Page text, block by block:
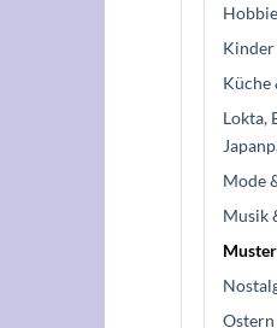
Kinder
Küche
Lokta,
Mode
Musik
Ostern
Wunschliste